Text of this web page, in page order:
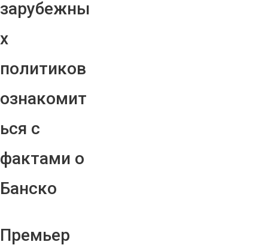
зарубежны
х
политиков
ознакомит
ься с
фактами о
Банско
Премьер